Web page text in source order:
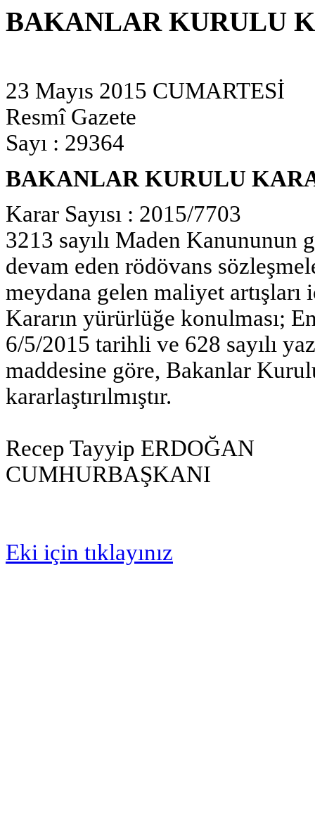
BAKANLAR KURULU
23 Mayıs 2015 CUMARTESİ
Resmî Gazete
Sayı : 29364
BAKANLAR KURULU
Karar Sayısı : 2015/7703
3213 sayılı Maden Kanununun
devam eden rödövans
meydana gelen maliyet
Kararın yürürlüğe konulması;
6/5/2015 tarihli ve 628 sayılı
maddesine göre, Bakanlar
kararlaştırılmıştır.
Recep Tayyip ERDOĞAN
CUMHURBAŞKANI
Eki için tıklayınız